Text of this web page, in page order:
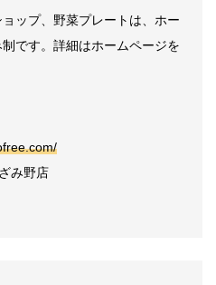
ップ、野菜プレートは、ホー
です。詳細はホームページを
み野店